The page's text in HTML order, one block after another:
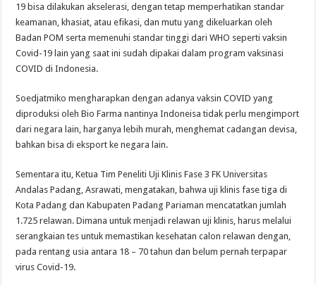
19 bisa dilakukan akselerasi, dengan tetap memperhatikan standar
keamanan, khasiat, atau efikasi, dan mutu yang dikeluarkan oleh
Badan POM serta memenuhi standar tinggi dari WHO seperti vaksin
Covid-19 lain yang saat ini sudah dipakai dalam program vaksinasi
COVID di Indonesia.
Soedjatmiko mengharapkan dengan adanya vaksin COVID yang
diproduksi oleh Bio Farma nantinya Indoneisa tidak perlu mengimport
dari negara lain, harganya lebih murah, menghemat cadangan devisa,
bahkan bisa di eksport ke negara lain.
Sementara itu, Ketua Tim Peneliti Uji Klinis Fase 3 FK Universitas
Andalas Padang, Asrawati, mengatakan, bahwa uji klinis fase tiga di
Kota Padang dan Kabupaten Padang Pariaman mencatatkan jumlah
1.725 relawan. Dimana untuk menjadi relawan uji klinis, harus melalui
serangkaian tes untuk memastikan kesehatan calon relawan dengan,
pada rentang usia antara 18 – 70 tahun dan belum pernah terpapar
virus Covid-19.